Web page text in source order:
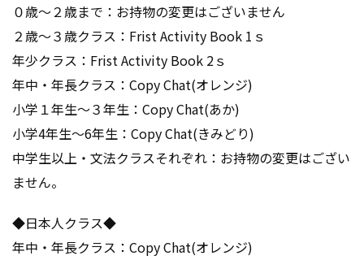
０歳～２歳まで：お持物の変更はございません
２歳～３歳クラス：Frist Activity Book 1ｓ
年少クラス：Frist Activity Book 2ｓ
年中・年長クラス：Copy Chat(オレンジ)
小学１年生～３年生：Copy Chat(あか)
小学4年生～6年生：Copy Chat(きみどり)
中学生以上・文法クラスそれぞれ：お持物の変更はござい
ません。
◆日本人クラス◆
年中・年長クラス：Copy Chat(オレンジ)